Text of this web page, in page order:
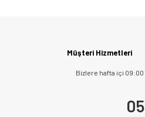
Müşteri Hizmetleri
Bizlere hafta içi 09:00